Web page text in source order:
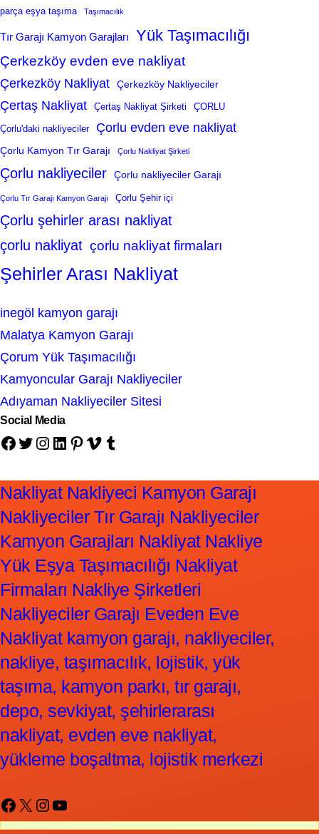
parça eşya taşıma Taşımacılık
Tır Garajı Kamyon Garajları Yük Taşımacılığı
Çerkezköy evden eve nakliyat
Çerkezköy Nakliyat Çerkezköy Nakliyeciler
Çertaş Nakliyat Çertaş Nakliyat Şirketi ÇORLU
Çorlu'daki nakliyeciler Çorlu evden eve nakliyat
Çorlu Kamyon Tır Garajı Çorlu Nakliyat Şirketi
Çorlu nakliyeciler Çorlu nakliyeciler Garajı
Çorlu Tır Garajı Kamyon Garajı Çorlu Şehir içi
Çorlu şehirler arası nakliyat
çorlu nakliyat çorlu nakliyat firmaları
Şehirler Arası Nakliyat
inegöl kamyon garajı
Malatya Kamyon Garajı
Çorum Yük Taşımacılığı
Kamyoncular Garajı Nakliyeciler
Adıyaman Nakliyeciler Sitesi
Social Media
Facebook Twitter Instagram LinkedIn Pinterest Vimeo Tumblr
Nakliyat Nakliyeci Kamyon Garajı
Nakliyeciler Tır Garajı Nakliyeciler
Kamyon Garajları Nakliyat Nakliye
Yük Eşya Taşımacılığı Nakliyat
Firmaları Nakliye Şirketleri
Nakliyeciler Garajı Eveden Eve
Nakliyat kamyon garajı, nakliyeciler,
nakliye, taşımacılık, lojistik, yük
taşıma, kamyon parkı, tır garajı,
depo, sevkiyat, şehirlerarası
nakliyat, evden eve nakliyat,
yükleme boşaltma, lojistik merkezi
Facebook X Instagram YouTube